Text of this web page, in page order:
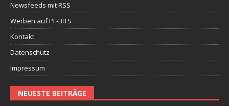
Newsfeeds mit RSS
Werben auf PF-BITS
Kontakt
Datenschutz
Impressum
NEUESTE BEITRÄGE